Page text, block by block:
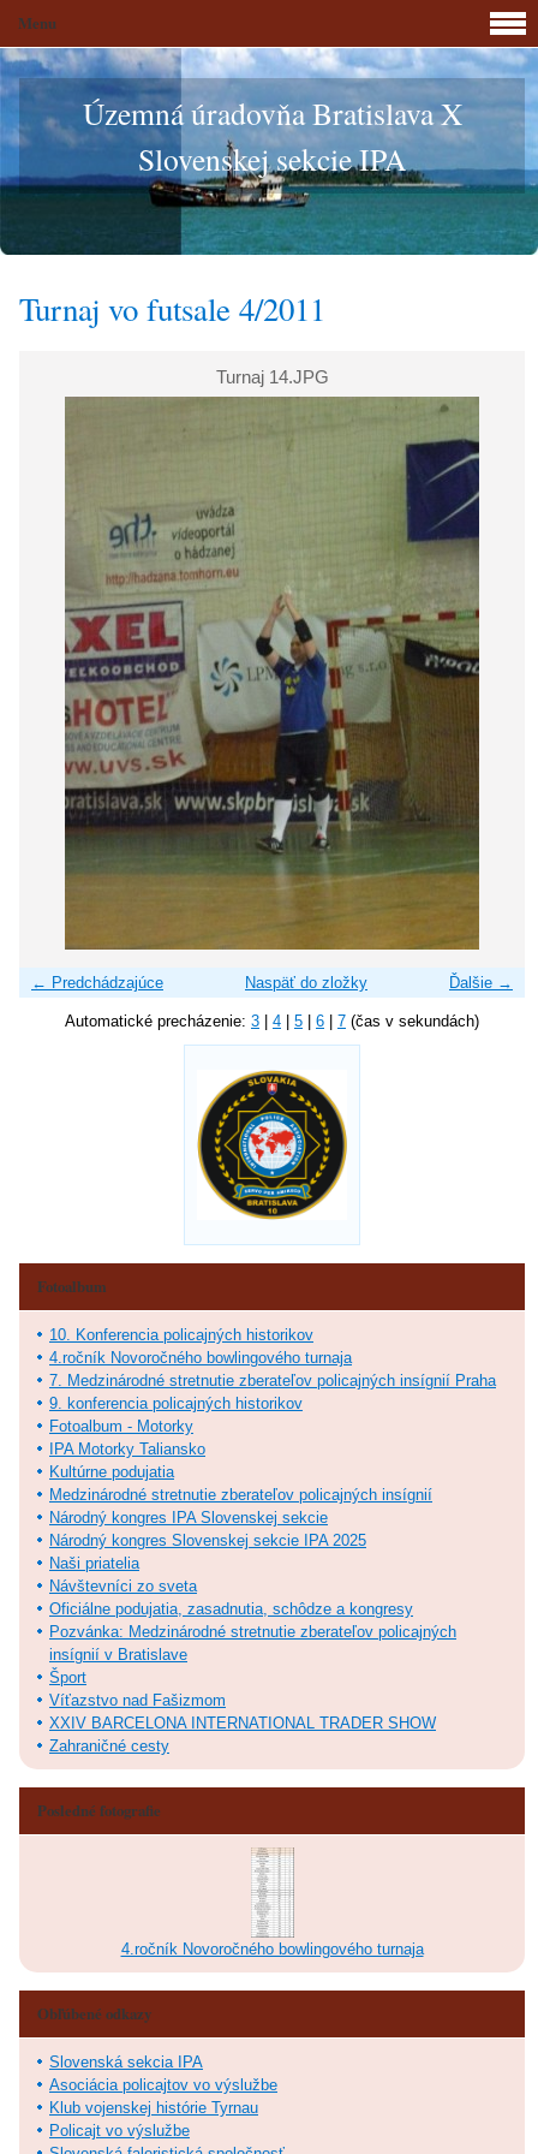
Územná úradovňa Bratislava X
Slovenskej sekcie IPA
Turnaj vo futsale 4/2011
Turnaj 14.JPG
← Predchádzajúce Ďalšie →
Naspäť do zložky
Automatické precházenie: 3 4 5 6 7 (čas v sekundách)
Menu
Fotoalbum
10. Konferencia policajných historikov
4.ročník Novoročného bowlingového turnaja
7. Medzinárodné stretnutie zberateľov policajných insígnií Praha
9. konferencia policajných historikov
Fotoalbum - Motorky
IPA Motorky Taliansko
Kultúrne podujatia
Medzinárodné stretnutie zberateľov policajných insígnií
Národný kongres IPA Slovenskej sekcie
Národný kongres Slovenskej sekcie IPA 2025
Naši priatelia
Návštevníci zo sveta
Oficiálne podujatia, zasadnutia, schôdze a kongresy
Pozvánka: Medzinárodné stretnutie zberateľov policajných
insígnií v Bratislave
Šport
Víťazstvo nad Fašizmom
XXIV BARCELONA INTERNATIONAL TRADER SHOW
Zahraničné cesty
Posledné fotografie
4.ročník Novoročného bowlingového turnaja
Obľúbené odkazy
Slovenská sekcia IPA
Asociácia policajtov vo výslužbe
Klub vojenskej histórie Tyrnau
Policajt vo výslužbe